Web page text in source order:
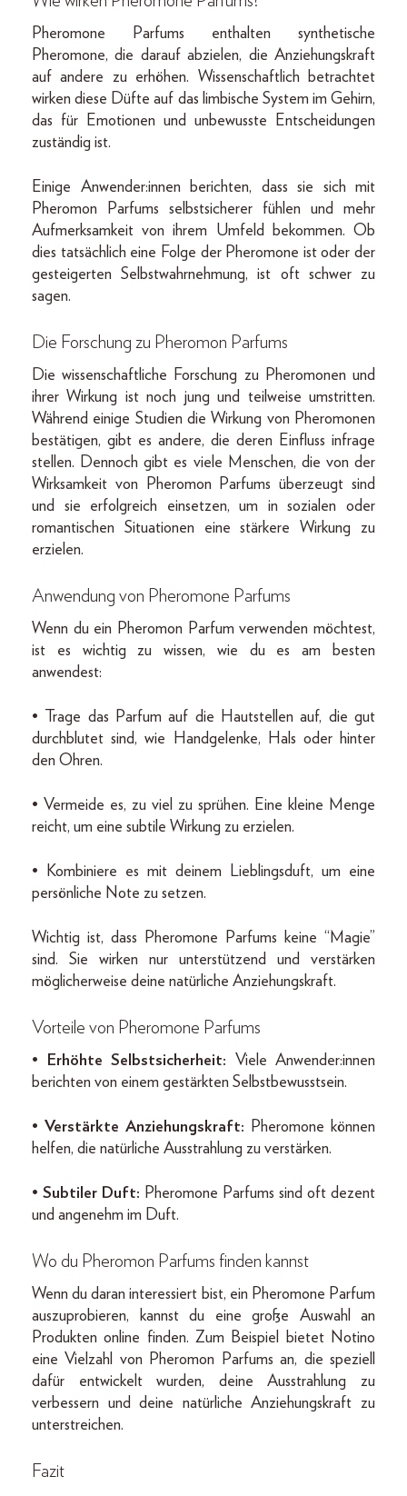
Pheromone Parfums enthalten synthetische
Pheromone, die darauf abzielen, die Anziehungskraft
auf andere zu erhöhen. Wissenschaftlich betrachtet
wirken diese Düfte auf das limbische System im Gehirn,
das für Emotionen und unbewusste Entscheidungen
zuständig ist.
Einige Anwender:innen berichten, dass sie sich mit
Pheromon Parfums selbstsicherer fühlen und mehr
Aufmerksamkeit von ihrem Umfeld bekommen. Ob
dies tatsächlich eine Folge der Pheromone ist oder der
gesteigerten Selbstwahrnehmung, ist oft schwer zu
sagen.
Die Forschung zu Pheromon Parfums
Die wissenschaftliche Forschung zu Pheromonen und
ihrer Wirkung ist noch jung und teilweise umstritten.
Während einige Studien die Wirkung von Pheromonen
bestätigen, gibt es andere, die deren Einfluss infrage
stellen. Dennoch gibt es viele Menschen, die von der
Wirksamkeit von Pheromon Parfums überzeugt sind
und sie erfolgreich einsetzen, um in sozialen oder
romantischen Situationen eine stärkere Wirkung zu
erzielen.
Anwendung von Pheromone Parfums
Wenn du ein Pheromon Parfum verwenden möchtest,
ist es wichtig zu wissen, wie du es am besten
anwendest:
• Trage das Parfum auf die Hautstellen auf, die gut
durchblutet sind, wie Handgelenke, Hals oder hinter
den Ohren.
• Vermeide es, zu viel zu sprühen. Eine kleine Menge
reicht, um eine subtile Wirkung zu erzielen.
• Kombiniere es mit deinem Lieblingsduft, um eine
persönliche Note zu setzen.
Wichtig ist, dass Pheromone Parfums keine “Magie”
sind. Sie wirken nur unterstützend und verstärken
möglicherweise deine natürliche Anziehungskraft.
Vorteile von Pheromone Parfums
• Erhöhte Selbstsicherheit: Viele Anwender:innen
berichten von einem gestärkten Selbstbewusstsein.
• Verstärkte Anziehungskraft: Pheromone können
helfen, die natürliche Ausstrahlung zu verstärken.
• Subtiler Duft: Pheromone Parfums sind oft dezent
und angenehm im Duft.
Wo du Pheromon Parfums finden kannst
Wenn du daran interessiert bist, ein Pheromone Parfum
auszuprobieren, kannst du eine große Auswahl an
Produkten online finden. Zum Beispiel bietet Notino
eine Vielzahl von Pheromon Parfums an, die speziell
dafür entwickelt wurden, deine Ausstrahlung zu
verbessern und deine natürliche Anziehungskraft zu
unterstreichen.
Fazit